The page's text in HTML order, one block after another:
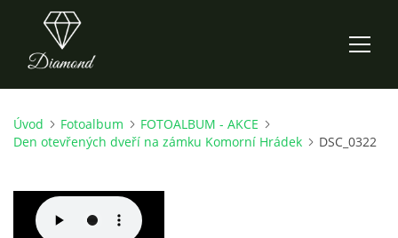
ÚVOD
O NÁS
Úvod Fotoalbum
FOTOALBUM - AKCE
Den otevřených dveří na zámku Komorní Hrádek
DSC_0322